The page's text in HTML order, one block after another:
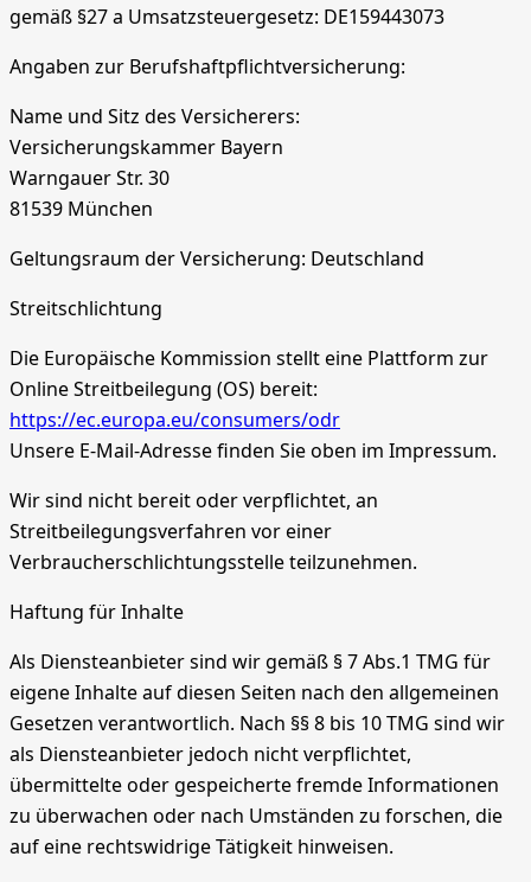
gemäß §27 a Umsatzsteuergesetz: DE159443073
Angaben zur Berufshaftpflichtversicherung:
Name und Sitz des Versicherers:
Versicherungskammer Bayern
Warngauer Str. 30
81539 München
Geltungsraum der Versicherung: Deutschland
Streitschlichtung
Die Europäische Kommission stellt eine Plattform zur
Online Streitbeilegung (OS) bereit:
https://ec.europa.eu/consumers/odr
Unsere E-Mail-Adresse finden Sie oben im Impressum.
Wir sind nicht bereit oder verpflichtet, an
Streitbeilegungsverfahren vor einer
Verbraucherschlichtungsstelle teilzunehmen.
Haftung für Inhalte
Als Diensteanbieter sind wir gemäß § 7 Abs.1 TMG für
eigene Inhalte auf diesen Seiten nach den allgemeinen
Gesetzen verantwortlich. Nach §§ 8 bis 10 TMG sind wir
als Diensteanbieter jedoch nicht verpflichtet,
übermittelte oder gespeicherte fremde Informationen
zu überwachen oder nach Umständen zu forschen, die
auf eine rechtswidrige Tätigkeit hinweisen.